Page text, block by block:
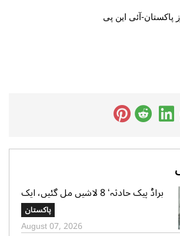
پاکستان-آئی این پی
براڈ پیک حادثہ‘ 8 لاشیں مل گئیں، ایک
تک رسائی مشکل، 2 کی تلاش جاری‘
صدر الپائن کلب
پاکستان
August 07, 2026